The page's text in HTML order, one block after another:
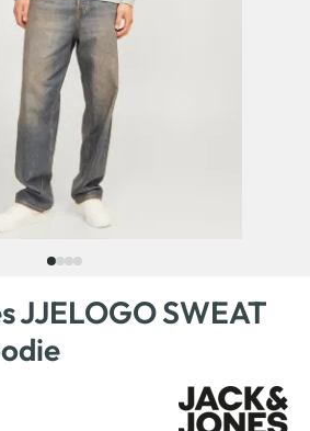
JJELOGO SWEAT